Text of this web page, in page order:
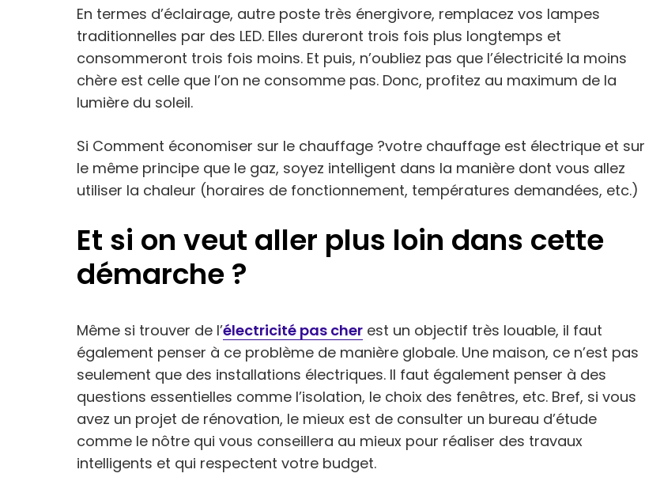
En termes d’éclairage, autre poste très énergivore, remplacez vos lampes
traditionnelles par des LED. Elles dureront trois fois plus longtemps et
consommeront trois fois moins. Et puis, n’oubliez pas que l’électricité la moins
chère est celle que l’on ne consomme pas. Donc, profitez au maximum de la
lumière du soleil.
Si Comment économiser sur le chauffage ?votre chauffage est électrique et sur
le même principe que le gaz, soyez intelligent dans la manière dont vous allez
utiliser la chaleur (horaires de fonctionnement, températures demandées, etc.)
Et si on veut aller plus loin dans cette
démarche ?
Même si trouver de l’électricité pas cher est un objectif très louable, il faut
également penser à ce problème de manière globale. Une maison, ce n’est pas
seulement que des installations électriques. Il faut également penser à des
questions essentielles comme l’isolation, le choix des fenêtres, etc. Bref, si vous
avez un projet de rénovation, le mieux est de consulter un bureau d’étude
comme le nôtre qui vous conseillera au mieux pour réaliser des travaux
intelligents et qui respectent votre budget.